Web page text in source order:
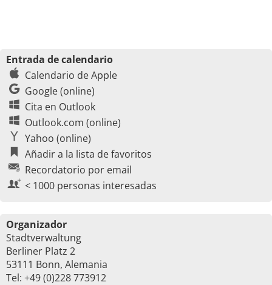
Entrada de calendario
Calendario de Apple
Google (online)
Cita en Outlook
Outlook.com (online)
Yahoo (online)
Añadir a la lista de favoritos
Recordatorio por email
< 1000 personas interesadas
Organizador
Stadtverwaltung
Berliner Platz 2
53111 Bonn, Alemania
Tel: +49 (0)228 773912